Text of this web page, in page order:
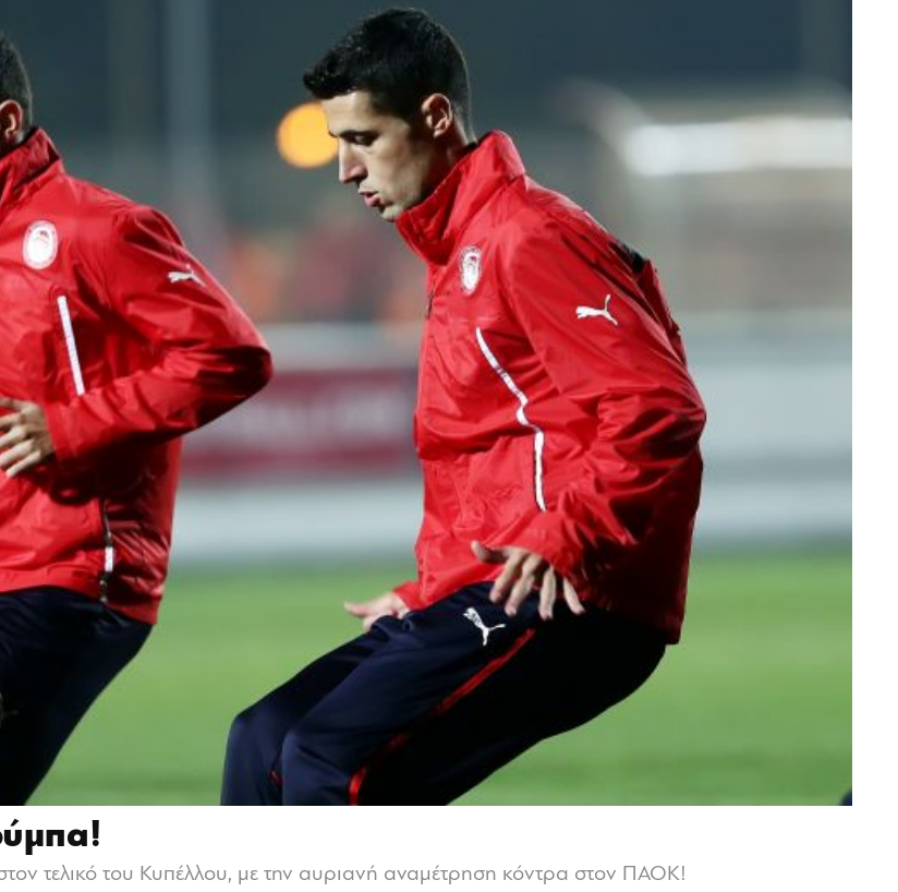
τελικό του Κυπέλλου, με την αυριανή αναμέτρηση κόντρα στον ΠΑΟΚ!